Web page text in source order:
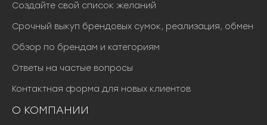
Создайте свой список желаний
Срочный выкуп брендовых сумок, реализация, обмен
Обзор по брендам и категориям
Ответы на частые вопросы
Контактная форма для новых клиентов
О КОМПАНИИ